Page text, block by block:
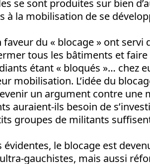
se sont produites sur bien
à la mobilisation de se
faveur du « blocage » ont
tous les bâtiments et
étant « bloqués »… chez
mobilisation. L’idée du
un argument contre une
auraient-ils besoin de
groupes de militants
évidentes, le blocage est
gauchistes, mais aussi